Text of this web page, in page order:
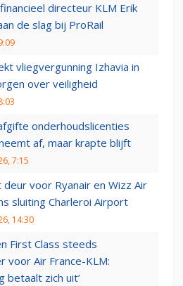
directeur KLM Erik
de slag bij ProRail
vliegvergunning Izhavia in
over veiligheid
onderhoudslicenties
af, maar krapte blijft
7:15
deur voor Ryanair en Wizz Air
sluiting Charleroi Airport
14:30
First Class steeds
voor Air France-KLM:
betaalt zich uit’